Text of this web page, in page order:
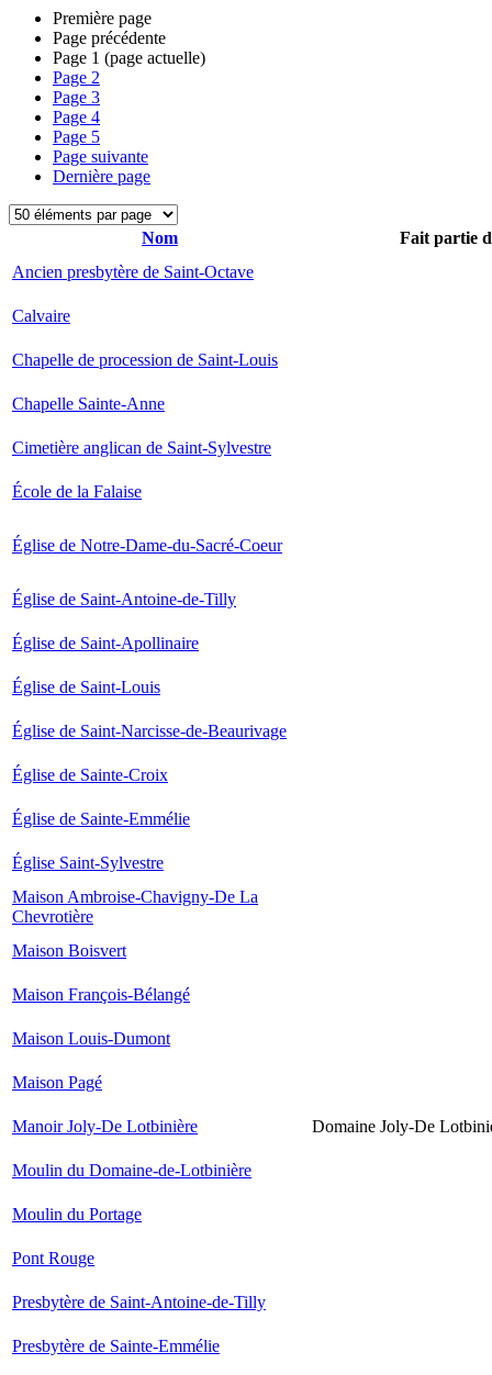
Première page
Page précédente
Page 1 (page actuelle)
Page 2
Page 3
Page 4
Page 5
Page suivante
Dernière page
Nom
Fait partie
Ancien presbytère de Saint-Octave
Calvaire
Chapelle de procession de Saint-Louis
Chapelle Sainte-Anne
Cimetière anglican de Saint-Sylvestre
École de la Falaise
Église de Notre-Dame-du-Sacré-Coeur
Église de Saint-Antoine-de-Tilly
Église de Saint-Apollinaire
Église de Saint-Louis
Église de Saint-Narcisse-de-Beaurivage
Église de Sainte-Croix
Église de Sainte-Emmélie
Église Saint-Sylvestre
Maison Ambroise-Chavigny-De La
Chevrotière
Maison Boisvert
Maison François-Bélangé
Maison Louis-Dumont
Maison Pagé
Manoir Joly-De Lotbinière Domaine Joly-De
Moulin du Domaine-de-Lotbinière
Moulin du Portage
Pont Rouge
Presbytère de Saint-Antoine-de-Tilly
Presbytère de Sainte-Emmélie